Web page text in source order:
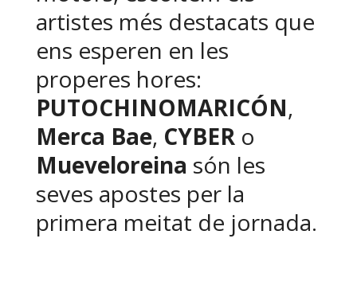
artistes més destacats que
ens esperen en les
properes hores:
PUTOCHINOMARICÓN,
Merca Bae, CYBER o
Mueveloreina són les
seves apostes per la
primera meitat de jornada.